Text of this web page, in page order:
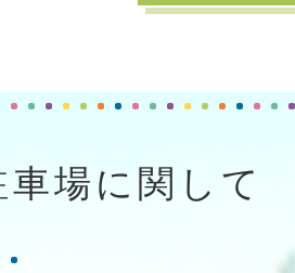
場に関して